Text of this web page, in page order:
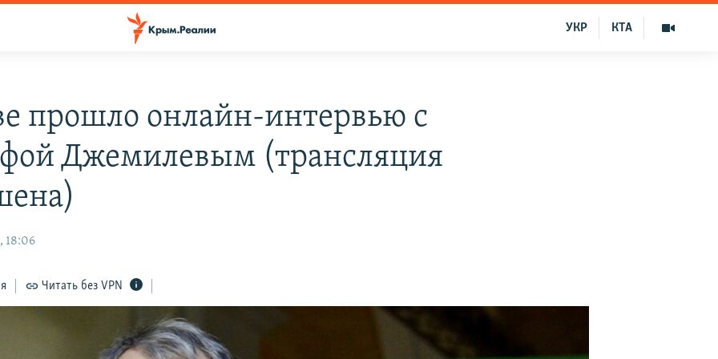
КТА
УКР
прошло онлайн-интервью с
Джемилевым (трансляция
18:06
Читать без VPN